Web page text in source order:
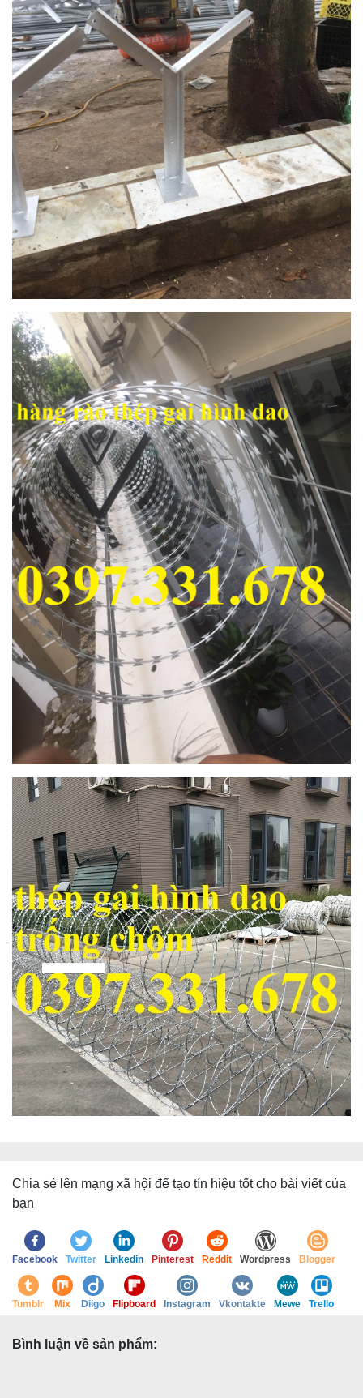
Chia sẻ lên mạng xã hội để tạo tín hiệu tốt cho bài viết của
bạn
Facebook Twitter Linkedin Pinterest Reddit Wordpress Blogger
Tumblr Mix Diigo Flipboard Instagram Vkontakte Mewe Trello
Bình luận về sản phẩm: